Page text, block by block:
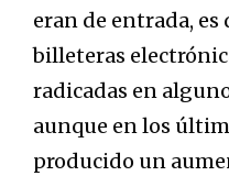
eran de entrada,
billeteras
radicadas en
aunque en los
producido un